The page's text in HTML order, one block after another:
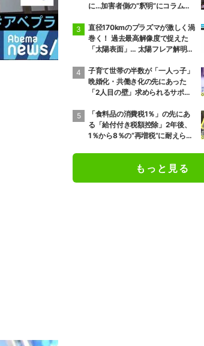
に…加害者側の“釈明”にコラムニ
織体制の問題点も指摘
直径170kmのプラズマが激しく渦
巻く！ 過去最高解像度で捉えた
「太陽表面」… 太陽フレア解明へ
子育て世帯の半数が「一人っ子」
晩婚化・共働き化の先にあった
「2人目の壁」求められるサポー
「食料品の消費税1％」の先にあ
る「給付付き税額控除」2年後、
1％から8％の“再増税”に耐えられ
もっと見る